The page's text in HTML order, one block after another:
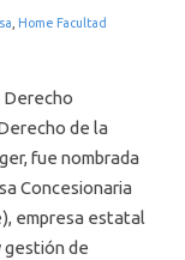
Home Facultad
Derecho
de la
fue nombrada
Concesionaria
empresa estatal
gestión de